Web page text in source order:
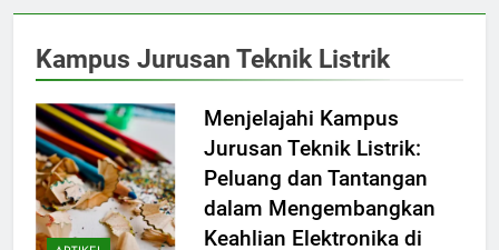
Kampus Jurusan Teknik Listrik
Menjelajahi Kampus
Jurusan Teknik Listrik:
Peluang dan Tantangan
dalam Mengembangkan
Keahlian Elektronika di